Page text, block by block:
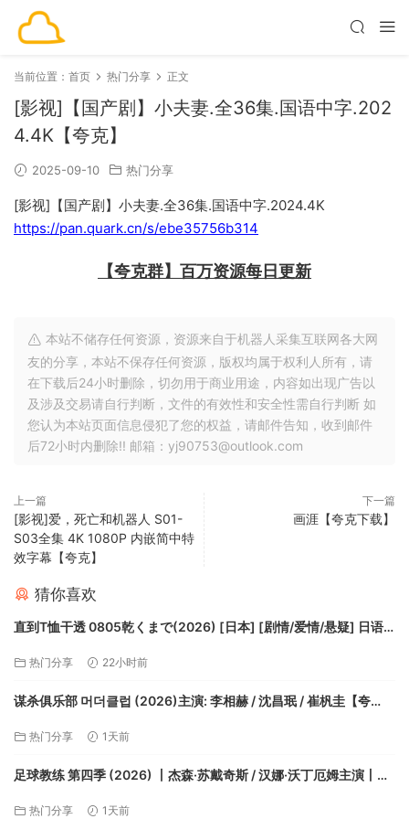
当前位置： 首页 热门分享 正文
[影视]【国产剧】小夫妻.全36集.国语中字.202
4.4K【夸克】
2025-09-10 热门分享
[影视]【国产剧】小夫妻.全36集.国语中字.2024.4K
https://pan.quark.cn/s/ebe35756b314
【夸克群】百万资源每日更新
本站不储存任何资源，资源来自于机器人采集互联网各大网
友的分享，本站不保存任何资源，版权均属于权利人所有，请
在下载后24小时删除，切勿用于商业用途，内容如出现广告以
及涉及交易请自行判断，文件的有效性和安全性需自行判断 如
您认为本站页面信息侵犯了您的权益，请邮件告知，收到邮件
后72小时内删除!! 邮箱：yj90753@outlook.com
上一篇
[影视]爱，死亡和机器人 S01-
S03全集 4K 1080P 内嵌简中特
效字幕【夸克】
下一篇
画涯【夸克下载】
猜你喜欢
直到T恤干透 0805乾くまで(2026) [日本] [剧情/爱情/悬疑] 日语
热门分享 22小时前
谋杀俱乐部 머더클럽 (2026)主演: 李相赫 / 沈昌珉 / 崔杋圭【夸
热门分享 1天前
足球教练 第四季 (2026) 丨杰森·苏戴奇斯 / 汉娜·沃丁厄姆主演丨剧
热门分享 1天前